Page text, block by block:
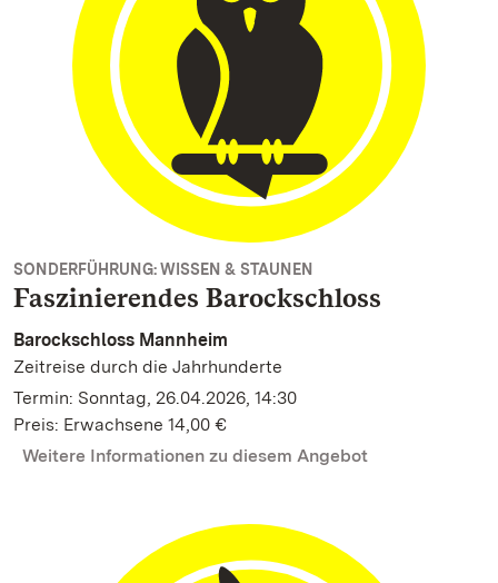
SONDERFÜHRUNG: WISSEN & STAUNEN
Faszinierendes Barockschloss
Barockschloss Mannheim
Zeitreise durch die Jahrhunderte
Termin: Sonntag, 26.04.2026, 14:30
Preis: Erwachsene 14,00 €
Weitere Informationen zu diesem Angebot